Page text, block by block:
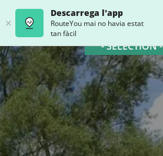
Descarrega l'app
RouteYou mai no havia estat
tan fàcil
- SELECTION -